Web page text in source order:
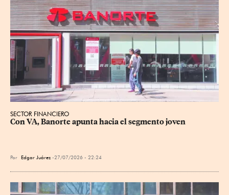
SECTOR FINANCIERO
Con VA, Banorte apunta hacia el segmento joven
Por Edgar Juárez 27/07/2026 - 22:24